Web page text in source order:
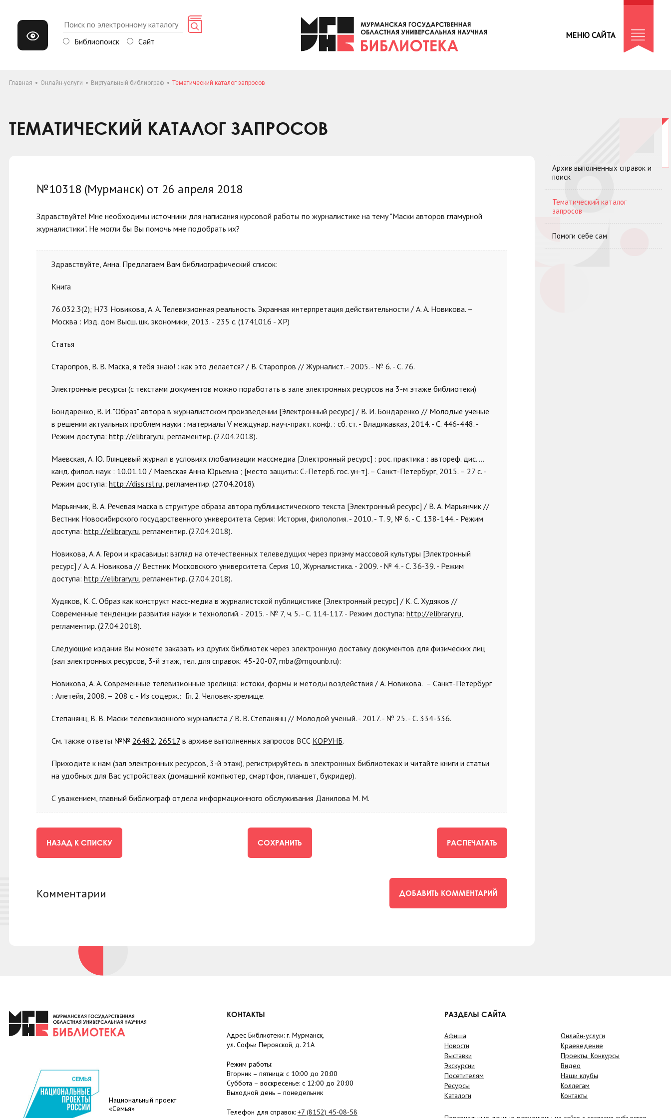
Библиопоиск Сайт
МЕНЮ САЙТА
Главная Онлайн-услуги Виртуальный библиограф Тематический каталог запросов
ТЕМАТИЧЕСКИЙ КАТАЛОГ ЗАПРОСОВ
№10318 (Мурманск) от 26 апреля 2018
Здравствуйте! Мне необходимы источники для написания курсовой работы по журналистике на тему "Маски авторов гламурной
журналистики". Не могли бы Вы помочь мне подобрать их?
Здравствуйте, Анна. Предлагаем Вам библиографический список:
Книга
76.032.3(2); Н73 Новикова, А. А. Телевизионная реальность. Экранная интерпретация действительности / А. А. Новикова. –
Москва : Изд. дом Высш. шк. экономики, 2013. - 235 с. (1741016 - ХР)
Статья
Старопров, В. В. Маска, я тебя знаю! : как это делается? / В. Старопров // Журналист. - 2005. - № 6. - С. 76.
Электронные ресурсы (с текстами документов можно поработать в зале электронных ресурсов на 3-м этаже библиотеки)
Бондаренко, В. И. "Образ" автора в журналистском произведении [Электронный ресурс] / В. И. Бондаренко // Молодые ученые
в решении актуальных проблем науки : материалы V междунар. науч.-практ. конф. : сб. ст. - Владикавказ, 2014. - С. 446-448. -
Режим доступа: http://elibrary.ru, регламентир. (27.04.2018).
Маевская, А. Ю. Глянцевый журнал в условиях глобализации массмедиа [Электронный ресурс] : рос. практика : автореф. дис. ...
канд. филол. наук : 10.01.10 / Маевская Анна Юрьевна ; [место защиты: С.-Петерб. гос. ун-т]. – Санкт-Петербург, 2015. – 27 с. -
Режим доступа: http://diss.rsl.ru, регламентир. (27.04.2018).
Марьянчик, В. А. Речевая маска в структуре образа автора публицистического текста [Электронный ресурс] / В. А. Марьянчик //
Вестник Новосибирского государственного университета. Серия: История, филология. - 2010. - Т. 9, № 6. - С. 138-144. - Режим
доступа: http://elibrary.ru, регламентир. (27.04.2018).
Новикова, A. A. Герои и красавицы: взгляд на отечественных телеведущих через призму массовой культуры [Электронный
ресурс] / А. А. Новикова // Вестник Московского университета. Серия 10, Журналистика. - 2009. - № 4. - С. 36-39. - Режим
доступа: http://elibrary.ru, регламентир. (27.04.2018).
Худяков, К. С. Образ как конструкт масс-медиа в журналистской публицистике [Электронный ресурс] / К. С. Худяков //
Современные тенденции развития науки и технологий. - 2015. - № 7, ч. 5. - С. 114-117. - Режим доступа: http://elibrary.ru,
регламентир. (27.04.2018).
Следующие издания Вы можете заказать из других библиотек через электронную доставку документов для физических лиц
(зал электронных ресурсов, 3-й этаж, тел. для справок: 45-20-07, mba@mgounb.ru):
Новикова, А. А. Современные телевизионные зрелища: истоки, формы и методы воздействия / А. Новикова. – Санкт-Петербург
: Алетейя, 2008. – 208 с. - Из содерж.: Гл. 2. Человек-зрелище.
Степанянц, В. В. Маски телевизионного журналиста / В. В. Степанянц // Молодой ученый. - 2017. - № 25. - С. 334-336.
См. также ответы №№ 26482, 26517 в архиве выполненных запросов ВСС КОРУНБ.
Приходите к нам (зал электронных ресурсов, 3-й этаж), регистрируйтесь в электронных библиотеках и читайте книги и статьи
на удобных для Вас устройствах (домашний компьютер, смартфон, планшет, букридер).
С уважением, главный библиограф отдела информационного обслуживания Данилова М. М.
НАЗАД К СПИСКУ СОХРАНИТЬ РАСПЕЧАТАТЬ
Комментарии ДОБАВИТЬ КОММЕНТАРИЙ
Архив выполненных справок и
поиск
Тематический каталог
запросов
Помоги себе сам
Национальный проект
«Семья»
КОНТАКТЫ
Адрес Библиотеки: г. Мурманск,
ул. Софьи Перовской, д. 21А
Режим работы:
Вторник – пятница: с 10:00 до 20:00
Суббота – воскресенье: c 12:00 до 20:00
Выходной день – понедельник
Телефон для справок: +7 (8152) 45-08-58
РАЗДЕЛЫ САЙТА
Афиша
Новости
Выставки
Экскурсии
Посетителям
Ресурсы
Каталоги
Онлайн-услуги
Краеведение
Проекты. Конкурсы
Видео
Наши клубы
Коллегам
Контакты